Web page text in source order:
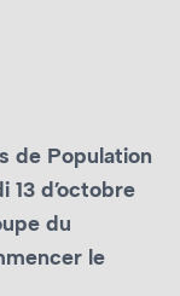
de Population
13 d’octobre
du
le